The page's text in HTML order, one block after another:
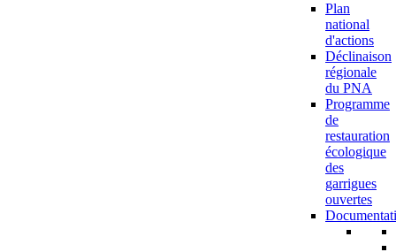
Plan
national
d'actions
Déclinaison
régionale
du PNA
Programme
de
restauration
écologique
des
garrigues
ouvertes